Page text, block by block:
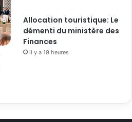
Allocation touristique: Le
démenti du ministère des
Finances
il y a 19 heures